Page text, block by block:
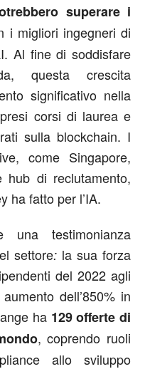
superare i
i migliori ingegneri di
Al fine di soddisfare
questa crescita
significativo nella
corsi di laurea e
sulla blockchain. I
come Singapore,
hub di reclutamento,
ha fatto per l’IA.
testimonianza
settore: la sua forza
del 2022 agli
dell’850% in
ha 129 offerte di
, coprendo ruoli
allo sviluppo